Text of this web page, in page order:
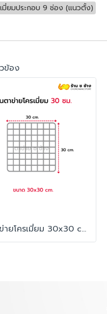
เมี่ยมประกอบ 9 ช่อง (แนวตั้ง)
ข้อง
แผ่นตาข่ายโครเมี่ยม 30x30 cm.